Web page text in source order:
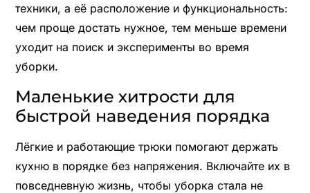
техники, а её расположение и функциональность:
чем проще достать нужное, тем меньше времени
уходит на поиск и эксперименты во время
уборки.
Маленькие хитрости для
быстрой наведения порядка
Лёгкие и работающие трюки помогают держать
кухню в порядке без напряжения. Включайте их в
повседневную жизнь, чтобы уборка стала не